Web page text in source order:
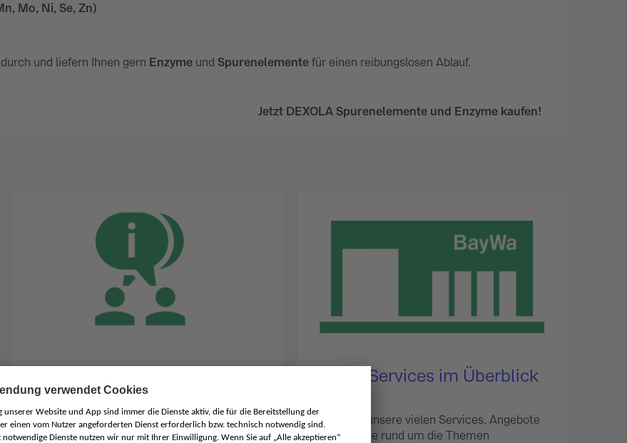
Mo, Ni, Se, Zn)
durch und liefern Ihnen gern Enzyme und Spurenelemente für einen reibungslosen Ablauf.
Jetzt DEXOLA Spurenelemente und Enzyme kaufen!
Schreiben Sie uns über unser Kontaktformular
eine Nachricht. Unsere erfahrenen Expertinnen
Biogas-Services im Überblick
Lernen Sie unsere vielen Services, Angebote
und Produkte rund um die Themen